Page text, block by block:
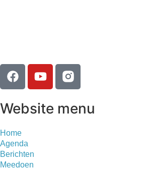
Website menu
Home
Agenda
Berichten
Meedoen